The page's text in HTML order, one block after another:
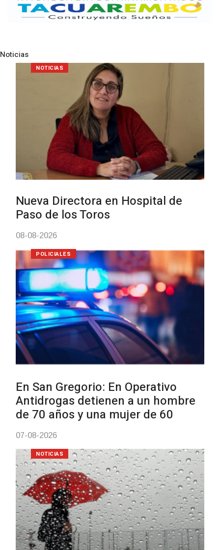
Noticias
Investigación de policías de
Tacuarembó permitió recuperar en
Brasil una camioneta hurtada en
Villa Ansina
04-08-2026
POLICIALES
Facultad de Artes llega a Durazno
con dos cursos de formación
03-08-2026
NOTICIAS
NOTICIAS